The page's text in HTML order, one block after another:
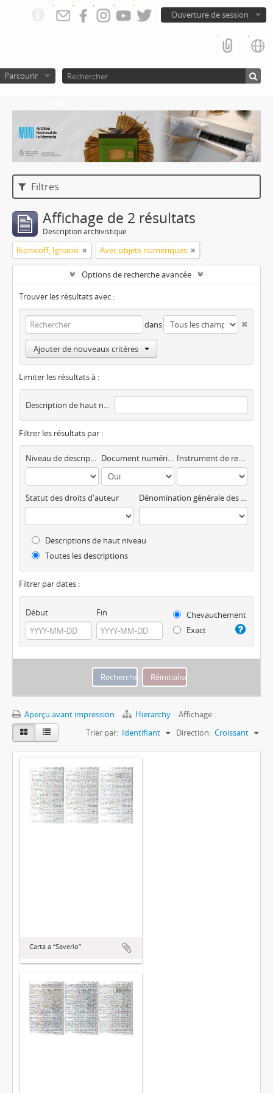
Ouverture de session
Parcourir
Filtres
Affichage de 2 résultats
Description archivistique
Ikonicoff, Ignacio Avec objets numériques
Options de recherche avancée
Trouver les résultats avec :
dans
Ajouter de nouveaux critères
Limiter les résultats à :
Description de haut niveau
Filtrer les résultats par :
Niveau de description Document numérique disponible Instrument de recherche
Statut des droits d'auteur Dénomination générale des documents
Descriptions de haut niveau
Toutes les descriptions
Filtrer par dates :
Début Fin
Chevauchement
Exact
Aperçu avant impression Hierarchy
Affichage :
Trier par: Identifiant Direction: Croissant
Carta a “Saverio”